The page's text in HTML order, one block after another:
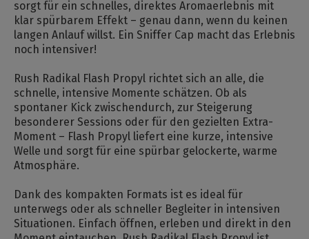
sorgt für ein schnelles, direktes Aromaerlebnis mit
klar spürbarem Effekt – genau dann, wenn du keinen
langen Anlauf willst. Ein Sniffer Cap macht das Erlebnis
noch intensiver!
Rush Radikal Flash Propyl richtet sich an alle, die
schnelle, intensive Momente schätzen. Ob als
spontaner Kick zwischendurch, zur Steigerung
besonderer Sessions oder für den gezielten Extra-
Moment – Flash Propyl liefert eine kurze, intensive
Welle und sorgt für eine spürbar gelockerte, warme
Atmosphäre.
Dank des kompakten Formats ist es ideal für
unterwegs oder als schneller Begleiter in intensiven
Situationen. Einfach öffnen, erleben und direkt in den